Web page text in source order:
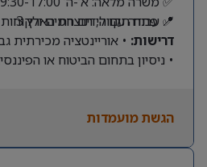
📍 פתח תקווה, תוצרת הארץ 3
✅ עבודה עם לידים חמים ולקוחות
דרישות: • אוריינטציה מכירתית
• ניסיון בתחום הביטוח או
הגשת מועמדות